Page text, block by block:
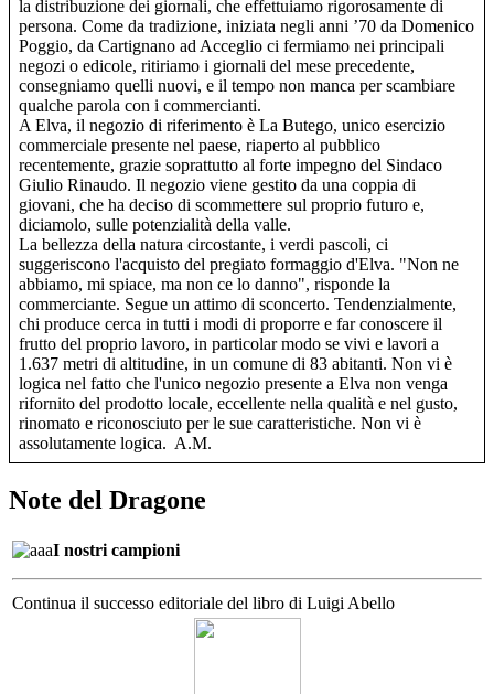
la distribuzione dei giornali, che effettuiamo rigorosamente di
persona. Come da tradizione, iniziata negli anni ’70 da Domenico
Poggio, da Cartignano ad Acceglio ci fermiamo nei principali
negozi o edicole, ritiriamo i giornali del mese precedente,
consegniamo quelli nuovi, e il tempo non manca per scambiare
qualche parola con i commercianti.
A Elva, il negozio di riferimento è La Butego, unico esercizio
commerciale presente nel paese, riaperto al pubblico
recentemente, grazie soprattutto al forte impegno del Sindaco
Giulio Rinaudo. Il negozio viene gestito da una coppia di
giovani, che ha deciso di scommettere sul proprio futuro e,
diciamolo, sulle potenzialità della valle.
La bellezza della natura circostante, i verdi pascoli, ci
suggeriscono l'acquisto del pregiato formaggio d'Elva. "Non ne
abbiamo, mi spiace, ma non ce lo danno", risponde la
commerciante. Segue un attimo di sconcerto. Tendenzialmente,
chi produce cerca in tutti i modi di proporre e far conoscere il
frutto del proprio lavoro, in particolar modo se vivi e lavori a
1.637 metri di altitudine, in un comune di 83 abitanti. Non vi è
logica nel fatto che l'unico negozio presente a Elva non venga
rifornito del prodotto locale, eccellente nella qualità e nel gusto,
rinomato e riconosciuto per le sue caratteristiche. Non vi è
assolutamente logica. A.M.
Note del Dragone
I nostri campioni
Continua il successo editoriale del libro di Luigi Abello